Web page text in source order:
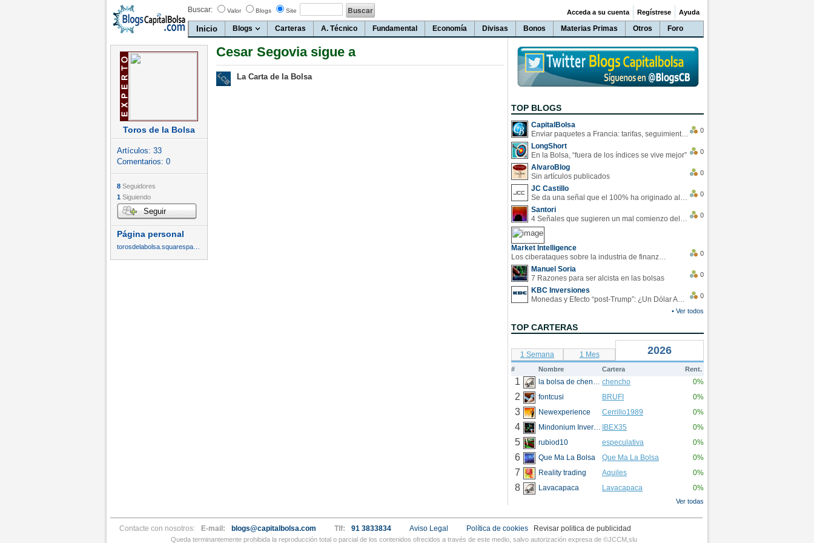
Buscar: Valor Blogs Site
Inicio Blogs Carteras A. Técnico Fundamental Economía Divisas Bonos Materias Primas Otros Foro
Acceda a su cuenta Regístrese Ayuda
Toros de la Bolsa
Artículos: 33
Comentarios: 0
8 Seguidores
1 Siguiendo
Seguir
Página personal
Cesar Segovia sigue a
La Carta de la Bolsa
TOP BLOGS
CapitalBolsa
Enviar paquetes a Francia: tarifas, seguimiento y ventajas destacadas
0
LongShort
En la Bolsa, “fuera de los índices se vive mejor”
0
AlvaroBlog
Sin artículos publicados
0
JC Castillo
Se da una señal que el 100% ha originado alzas en las bolsas
0
Santori
4 Señales que sugieren un mal comienzo del 3T de la economía EEUU
0
Market Intelligence
Los ciberataques sobre la industria de finanzas se han duplicado este año
0
Manuel Soria
7 Razones para ser alcista en las bolsas
0
KBC Inversiones
Monedas y Efecto “post-Trump”: ¿Un Dólar Americano operando en rangos?
0
• Ver todos
TOP CARTERAS
1 Semana 1 Mes 2026
# Nombre Cartera Rent.
1 la bolsa de chencho chencho 0%
2 fontcusi BRUFI 0%
3 Newexperience Cerrillo1989 0%
4 Mindonium Inversions IBEX35 0%
5 rubiod10 especulativa 0%
6 Que Ma La Bolsa Que Ma La Bolsa 0%
7 Reality trading Aquiles 0%
8 Lavacapaca Lavacapaca 0%
Ver todas
Contacte con nosotros: E-mail: blogs@capitalbolsa.com Tlf: 91 3833834 Aviso Legal Revisar politica de publicidad
Política de cookies
Queda terminantemente prohibida la reproducción total o parcial de los contenidos ofrecidos a través de este medio, salvo autorización expresa de ©JCCM,slu